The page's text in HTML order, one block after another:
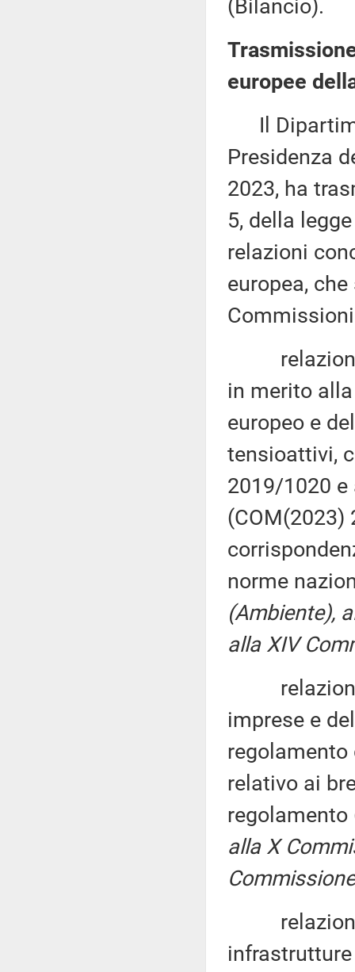
(Bilancio).
europee
Il
Presidenza
2023, ha
5, della
relazioni
europea,
relazione,
in merito
europeo e
tensioattivi,
2019/1020 e
(COM(2023)
norme
(Ambiente),
alla XIV
relazione,
imprese e
regolamento
relativo ai
regolamento
alla X
relazione,